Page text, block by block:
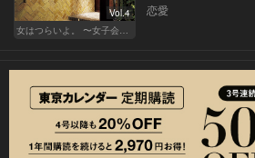
Vol.4
女はつらいよ。 〜女子会は、甘くて苦い〜
恋愛